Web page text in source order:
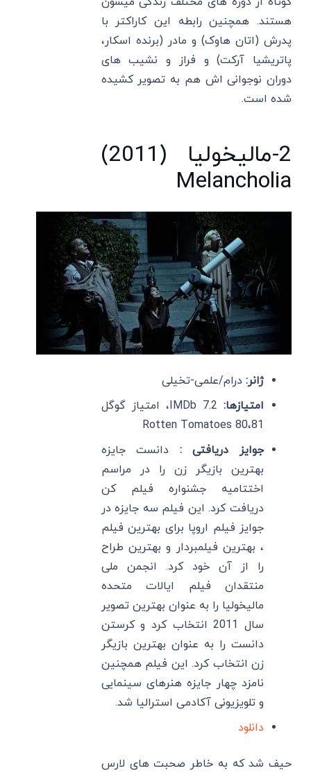
هستند. همچنین رابطه این کاراکتر با
پدرش (اتان هاوک) و مادر (برنده اسکار،
پاتریشیا آرکت) و فراز و نشیب های
دوران نوجوانی اش هم به تصویر کشیده
شده است.
2-مالیخولیا (2011)
Melancholia
ژانر: درام/علمی-تخیلی
امتیازها:
IMDb 7.2، امتیاز گوگل
81،Rotten Tomatoes 80
جوایز دریافتی : دانست جایزه
بهترین بازیگر زن را در مراسم
اختتامیه جشنواره فیلم کن
دریافت کرد. این فیلم سه جایزه در
جوایز فیلم اروپا برای بهترین فیلم
، بهترین فیلمبردار و بهترین طراح
را از آن خود کرد. انجمن ملی
منتقدان فیلم ایالات متحده
مالیخولیا را به عنوان بهترین تصویر
سال 2011 انتخاب کرد و کرستن
دانست را به عنوان بهترین بازیگر
زن انتخاب کرد. این فیلم همچنین
نامزد چهار جایزه هنرهای سینمایی
و تلویزیونی آکادمی استرالیا شد.
دانلود
حیف شد که به خاطر صحبت های لارس